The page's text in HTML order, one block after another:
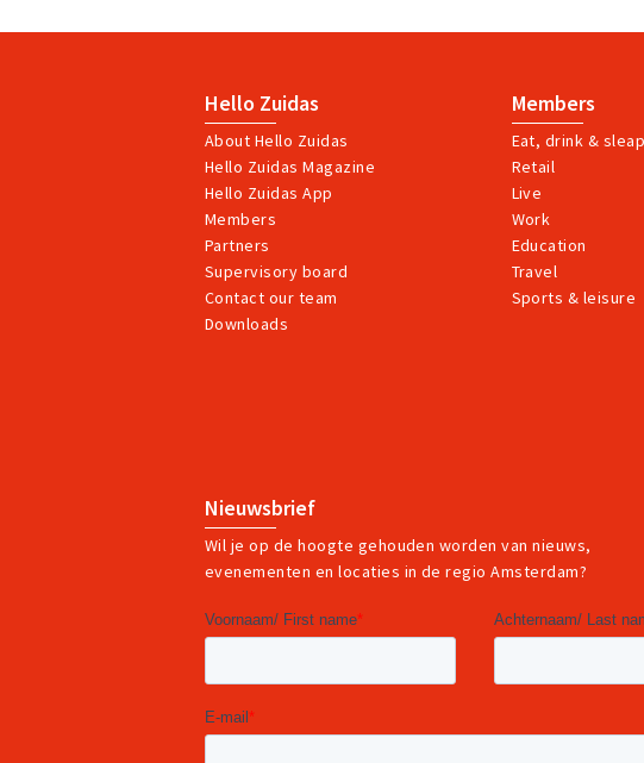
Hello Zuidas
About Hello Zuidas
Hello Zuidas Magazine
Hello Zuidas App
Members
Partners
Supervisory board
Contact our team
Downloads
Members
Eat, drink & sleap
Retail
Live
Work
Education
Travel
Sports & leisure
Nieuwsbrief
Wil je op de hoogte gehouden worden van nieuws,
evenementen en locaties in de regio Amsterdam?